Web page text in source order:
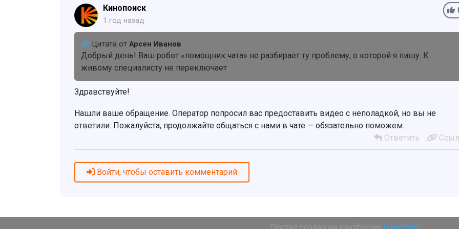
Кинопоиск
1 год назад
Цитата от Арсен Иванов
Добрый день! Ваш робот «помощник чата» не разбирает ту проблему, о которой я пишу. К
живому специалисту не переключает
Здравствуйте!
Нашли ваше обращение. Оператор попросил вас предоставить видео с неполадкой, но вы не
ответили. Пожалуйста, продолжайте общаться с нами в чате — обязательно поможем.
Ответить
Войти, чтобы оставить комментарий